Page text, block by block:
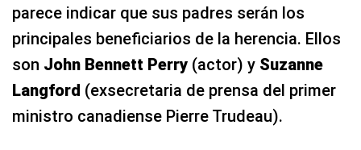
parece indicar que sus padres serán los
principales beneficiarios de la herencia. Ellos
son John Bennett Perry (actor) y Suzanne
Langford (exsecretaria de prensa del primer
ministro canadiense Pierre Trudeau).